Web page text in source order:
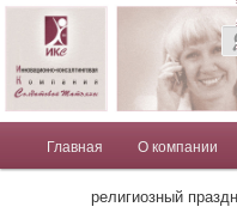
Солдатова
Компания Солдатовой
Главное менюПерейти к основному
Перейти к
Главная О компании
религиозный